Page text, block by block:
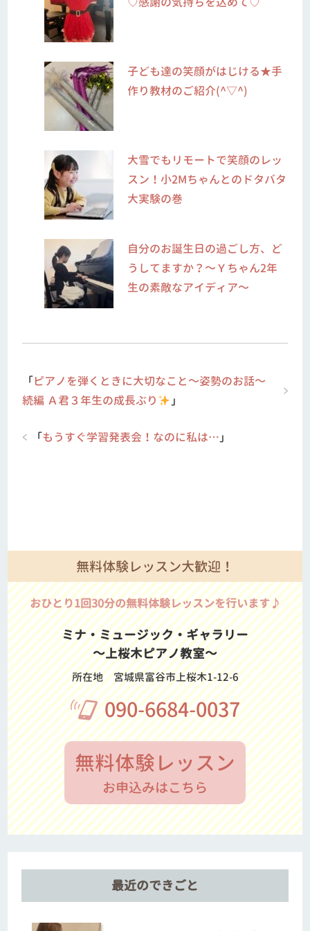
子ども達の笑顔がはじける★手
作り教材のご紹介(^▽^)
大雪でもリモートで笑顔のレッ
スン！小2Mちゃんとのドタバタ
大実験の巻
自分のお誕生日の過ごし方、ど
うしてますか？～Ｙちゃん2年
生の素敵なアイディア～
「ピアノを弾くときに大切なこと～姿勢のお話～
続編 Ａ君３年生の成長ぶり
」
「もうすぐ学習発表会！なのに私は… 」
無料体験レッスン大歓迎！
おひとり1回30分の無料体験レッスンを行います♪
ミナ・ミュージック・ギャラリー
～上桜木ピアノ教室～
所在地 宮城県富谷市上桜木1-12-6
090-6684-0037
無料体験レッスン
お申込みはこちら
最近のできごと